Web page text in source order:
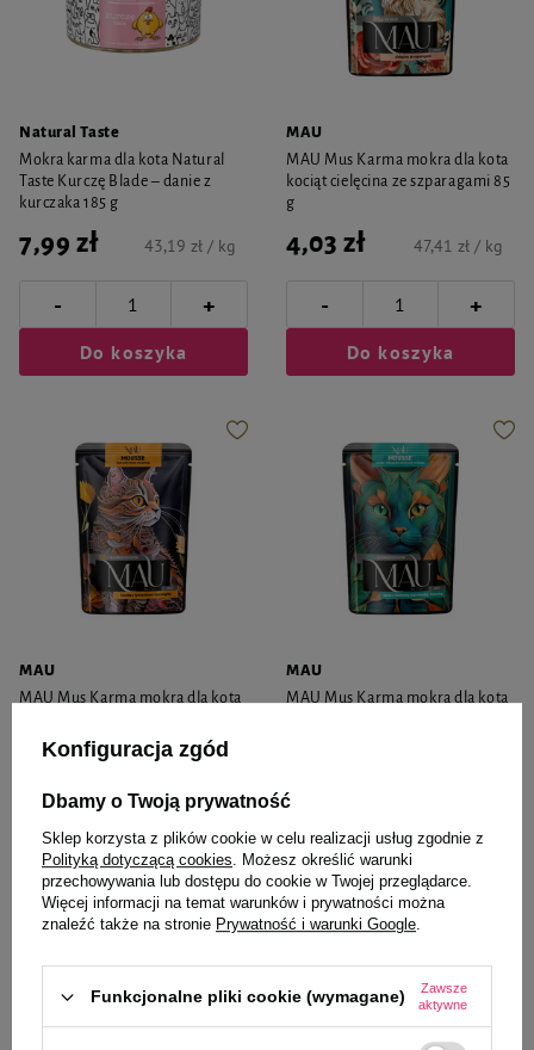
Natural Taste
Mokra karma dla kota Natural
Taste Kurczę Blade – danie z
kurczaka 185 g
7,99 zł 43,19 zł / kg
- +
Do koszyka
MAU
MAU Mus Karma mokra dla kota
kociąt cielęcina ze szparagami 85
g
4,03 zł 47,41 zł / kg
- +
Do koszyka
MAU
MAU Mus Karma mokra dla kota
85 g
- +
Do koszyka
MAU
MAU Mus Karma mokra dla kota
- +
Do koszyka
Konfiguracja zgód
Dbamy o Twoją prywatność
Sklep korzysta z plików cookie w celu realizacji usług zgodnie z
Polityką dotyczącą cookies. Możesz określić warunki
przechowywania lub dostępu do cookie w Twojej przeglądarce.
Więcej informacji na temat warunków i prywatności można
znaleźć także na stronie Prywatność i warunki Google.
Funkcjonalne pliki cookie (wymagane)
Zawsze
aktywne